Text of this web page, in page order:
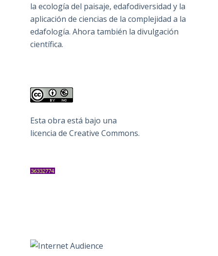
la ecología del paisaje, edafodiversidad y la
aplicación de ciencias de la complejidad a la
edafología. Ahora también la divulgación
científica.
Esta obra está bajo una
licencia de Creative Commons.